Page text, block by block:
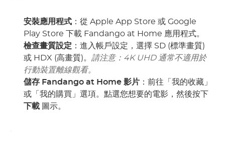
安裝應用程式 ：從 Apple App Store 或 Google
Play Store 下載 Fandango at Home 應用程式。
檢查畫質設定 ：進入帳戶設定，選擇 SD (標準畫質)
或 HDX (高畫質)。請注意：4K UHD 通常不適用於
行動裝置離線觀看。
儲存 Fandango at Home 影片 ：前往「我的收藏」
或「我的購買」選項。點選您想要的電影，然後按下
下載 圖示。